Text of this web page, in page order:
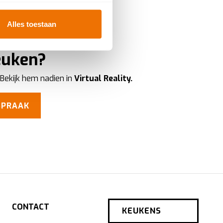
te accepteren, geniet
analyseren
.
Alles toestaan
hem nadien inVirtual Reality.
CONTACT KEUKENS